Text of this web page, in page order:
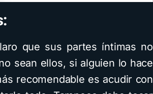
que sus partes íntimas no
sean ellos, si alguien lo hace
recomendable es acudir con